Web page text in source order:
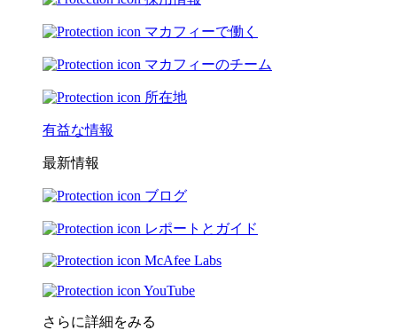
マカフィーで働く
マカフィーのチーム
所在地
有益な情報
最新情報
ブログ
レポートとガイド
McAfee Labs
YouTube
さらに詳細をみる